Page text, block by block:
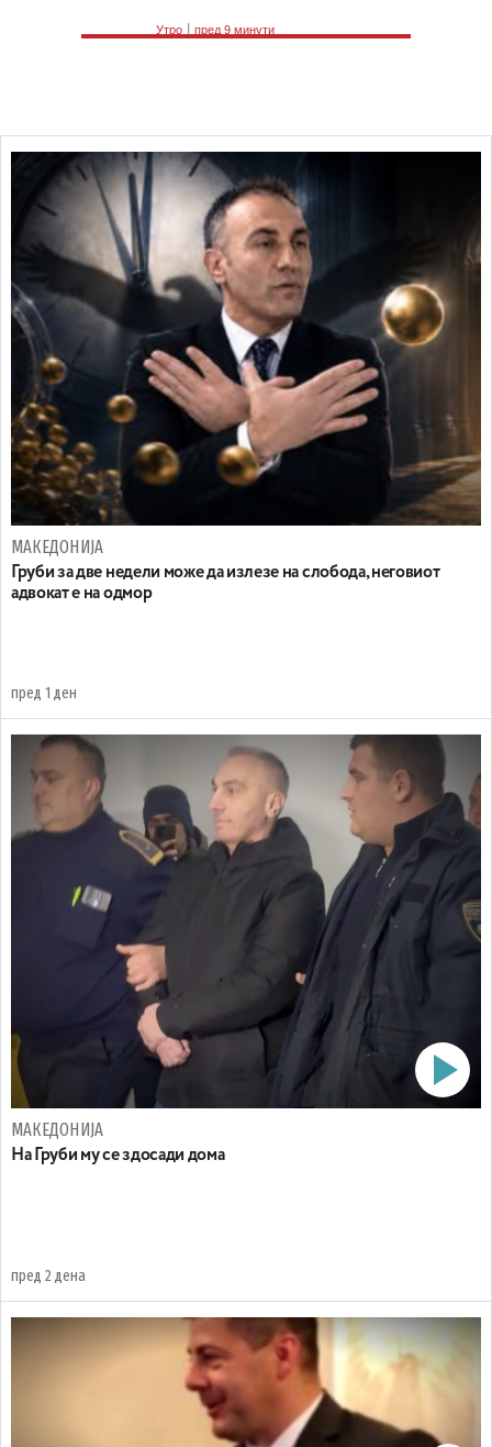
МАКЕДОНИЈА
Груби за две недели може да излезе на слобода, неговиот
адвокат е на одмор
пред 1 ден
МАКЕДОНИЈА
На Груби му се здосади дома
пред 2 дена